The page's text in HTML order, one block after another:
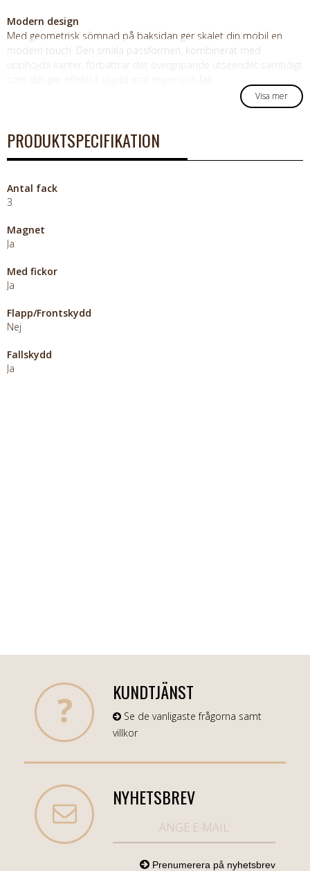
Modern design
Med geometrisk sömnad på baksidan ger skalet din mobil en
modern touch. Den smala passformen, kombinerat med
upphöjda kanter, förbättrar det övergripande utseendet samtidigt
Visa mer
PRODUKTSPECIFIKATION
Antal fack
3
Magnet
Ja
Med fickor
Ja
Flapp/Frontskydd
Nej
Fallskydd
Ja
KUNDTJÄNST
Se de vanligaste frågorna samt
villkor
NYHETSBREV